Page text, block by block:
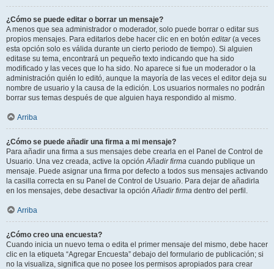
¿Cómo se puede editar o borrar un mensaje?
A menos que sea administrador o moderador, solo puede borrar o editar sus
propios mensajes. Para editarlos debe hacer clic en en botón editar(a veces
esta opción solo es válida durante un cierto periodo de tiempo). Si alguien
editase su tema, encontrará un pequeño texto indicando que ha sido
modificado y las veces que lo ha sido. No aparece si fue un moderador o la
administración quién lo editó, aunque la mayoría de las veces el editor deja su
nombre de usuario y la causa de la edición. Los usuarios normales no podrán
borrar sus temas después de que alguien haya respondido al mismo.
Arriba
¿Cómo se puede añadir una firma a mi mensaje?
Para añadir una firma a sus mensajes debe crearla en el Panel de Control de
Usuario. Una vez creada, active la opciónAñadir firma cuando publique un
mensaje. Puede asignar una firma por defecto a todos sus mensajes activando
la casilla correcta en su Panel de Control de Usuario. Para dejar de añadirla
en los mensajes, debe desactivar la opciónAñadir firma dentro del perfil.
Arriba
¿Cómo creo una encuesta?
Cuando inicia un nuevo tema o edita el primer mensaje del mismo, debe hacer
clic en la etiqueta “Agregar Encuesta” debajo del formulario de publicación; si
no la visualiza, significa que no posee los permisos apropiados para crear